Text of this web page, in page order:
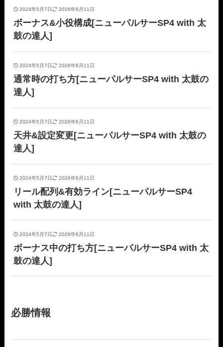
2024年5月7日 2026年6月11日
ボーナス&小役構成[ニューパルサーSP4 with 太
鼓の達人]
2024年5月7日 2026年6月11日
通常時の打ち方[ニューパルサーSP4 with 太鼓の
達人]
2024年5月7日 2026年6月11日
天井&設定変更[ニューパルサーSP4 with 太鼓の
達人]
2024年5月7日 2026年6月11日
リール配列&有効ライン[ニューパルサーSP4
with 太鼓の達人]
2024年5月7日 2026年6月11日
ボーナス中の打ち方[ニューパルサーSP4 with 太
鼓の達人]
必勝情報